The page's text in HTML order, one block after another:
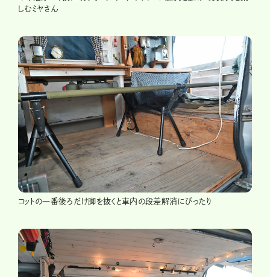
しむミヤさん
コットの一番後ろだけ脚を抜くと車内の段差解消にぴったり